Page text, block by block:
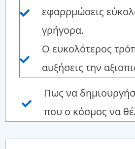
εφαρρμώσεις
γρήγορα.
Ο ευκολότερος
αυξήσεις την
Πως να
που ο κόσμος να